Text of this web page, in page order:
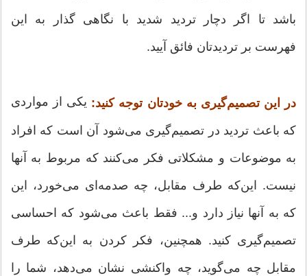
باشد تا اگر دچار تردید شدید با نگاهی گذار به این
فهرست بر تردیدتان فائق آیید.
در این تصمیم‌گیری به خودتان توجه کنید: یکی از مواردی
که باعث تردید در تصمیم‌گیری می‌شود آن است که افراد
به موضوعات و مشکلاتی فکر می‌کنند که مربوط به آنها
نیست. این‌که طرف مقابل، چه صدمه‌ای می‌خورد، این
که به آنها نیاز دارد و... فقط باعث می‌شود که احساسی
تصمیم‌گیری کنید. همچنین، فکر کردن به این‌که طرف
مقابل چه می‌گوید، چه واکنشی نشان می‌دهد، شما را